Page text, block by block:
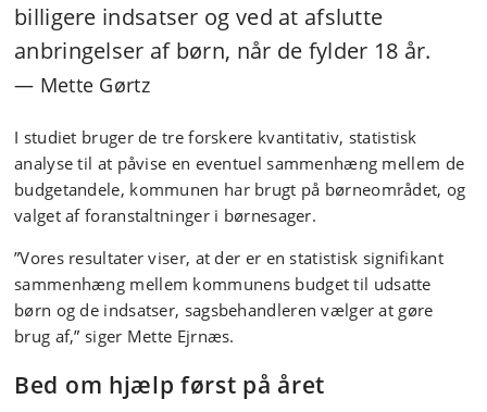
billigere indsatser og ved at afslutte
anbringelser af børn, når de fylder 18 år.
Mette Gørtz
I studiet bruger de tre forskere kvantitativ, statistisk
analyse til at påvise en eventuel sammenhæng mellem de
budgetandele, kommunen har brugt på børneområdet, og
valget af foranstaltninger i børnesager.
”Vores resultater viser, at der er en statistisk signifikant
sammenhæng mellem kommunens budget til udsatte
børn og de indsatser, sagsbehandleren vælger at gøre
brug af,” siger Mette Ejrnæs.
Bed om hjælp først på året